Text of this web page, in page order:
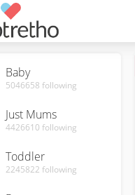
Baby
5046658 following
Just Mums
4426610 following
Toddler
2245822 following